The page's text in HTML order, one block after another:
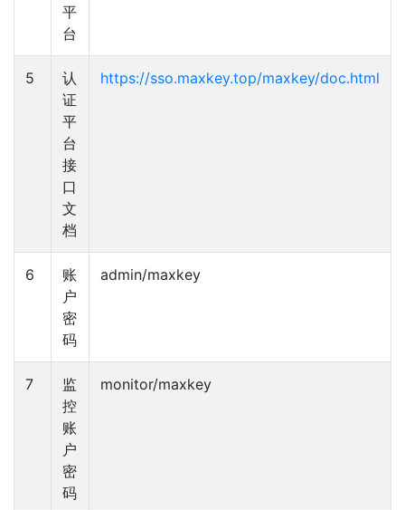
平
台
5
认
证
平
台
接
口
文
档
https://sso.maxkey.top/maxkey/doc.html
6
账
户
密
码
admin/maxkey
7
监
控
账
户
密
码
monitor/maxkey